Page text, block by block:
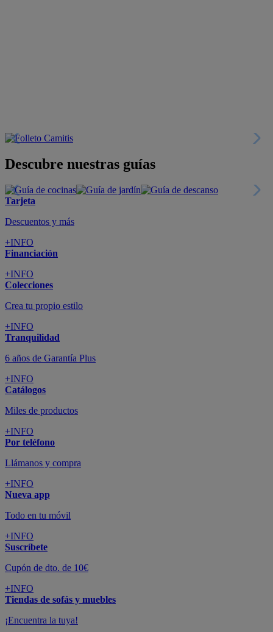
Descubre nuestras guías
Tarjeta
Descuentos y más
+INFO
Financiación
+INFO
Colecciones
Crea tu propio estilo
+INFO
Tranquilidad
6 años de Garantía Plus
+INFO
Catálogos
Miles de productos
+INFO
Por teléfono
Llámanos y compra
+INFO
Nueva app
Todo en tu móvil
+INFO
Suscríbete
Cupón de dto. de 10€
+INFO
Tiendas de sofás y muebles
¡Encuentra la tuya!